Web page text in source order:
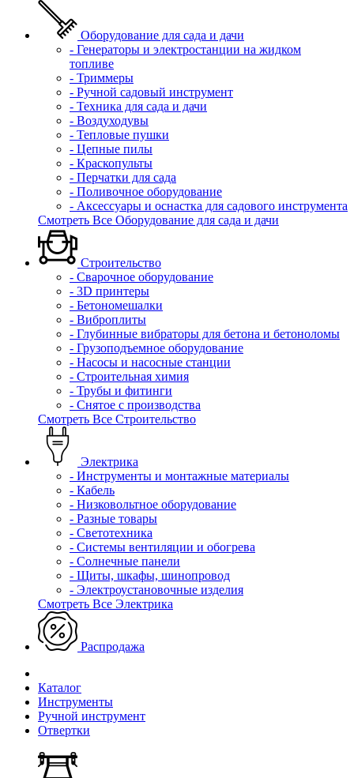
Оборудование для сада и дачи
- Генераторы и электростанции на жидком
топливе
- Триммеры
- Ручной садовый инструмент
- Техника для сада и дачи
- Воздуходувы
- Тепловые пушки
- Цепные пилы
- Краскопульты
- Перчатки для сада
- Поливочное оборудование
- Аксессуары и оснастка для садового инструмента
Смотреть Все Оборудование для сада и дачи
Строительство
- Сварочное оборудование
- 3D принтеры
- Бетономешалки
- Виброплиты
- Глубинные вибраторы для бетона и бетоноломы
- Грузоподъемное оборудование
- Насосы и насосные станции
- Строительная химия
- Трубы и фитинги
- Снятое с производства
Смотреть Все Строительство
Электрика
- Инструменты и монтажные материалы
- Кабель
- Низковольтное оборудование
- Разные товары
- Светотехника
- Системы вентиляции и обогрева
- Солнечные панели
- Щиты, шкафы, шинопровод
- Электроустановочные изделия
Смотреть Все Электрика
Распродажа
Каталог
Инструменты
Ручной инструмент
Отвертки